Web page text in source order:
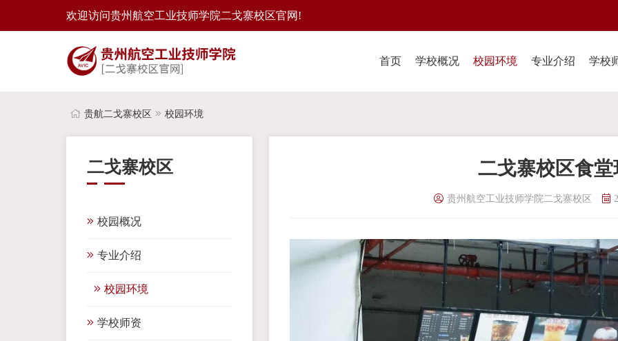
欢迎访问贵州航空工业技师学院二戈寨校区官网!
首页 学校概况 校园环境 专业介绍 学校
贵航二戈寨校区 校园环境
二戈寨校区
校园概况
专业介绍
校园环境
学校师资
二戈寨校区食堂
贵州航空工业技师学院二戈寨校区